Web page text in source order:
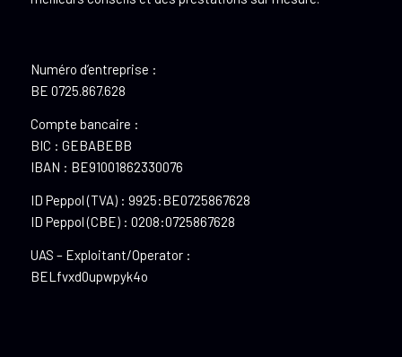
Numéro d’entreprise :
BE 0725.867.628
Compte bancaire :
BIC : GEBABEBB
IBAN : BE91001862330076
ID Peppol (TVA) : 9925:BE0725867628
ID Peppol (CBE) : 0208:0725867628
UAS – Exploitant/Operator :
BELfvxd0upwpyk4o